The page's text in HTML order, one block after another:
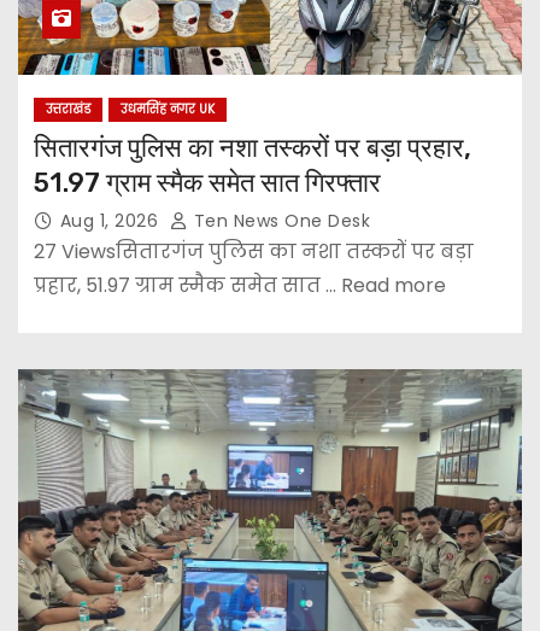
उत्तराखंड उधमसिंह नगर UK
सितारगंज पुलिस का नशा तस्करों पर बड़ा प्रहार,
51.97 ग्राम स्मैक समेत सात गिरफ्तार
Aug 1, 2026 Ten News One Desk
27 Viewsसितारगंज पुलिस का नशा तस्करों पर बड़ा
प्रहार, 51.97 ग्राम स्मैक समेत सात ... Read more